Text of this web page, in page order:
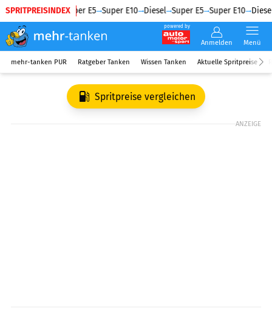
SPRITPREISINDEX
Diesel Super E5 Super E10 Diesel Super E5 Super E10 Diesel
powered by
Anmelden Menü
mehr-tanken PUR Ratgeber Tanken Wissen Tanken Aktuelle Spritpreise
Spritpreise vergleichen
ANZEIGE